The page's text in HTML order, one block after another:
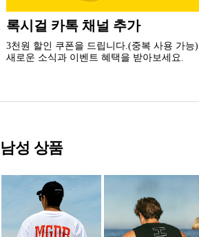
더 가까운 쇼핑, 록시걸 모바일 앱
빠른쇼핑! 간편결제! 모바일에 딱 맞춘 쇼핑 앱
지금 설치하고 추가 할인 받아 가세요.
남성 상품